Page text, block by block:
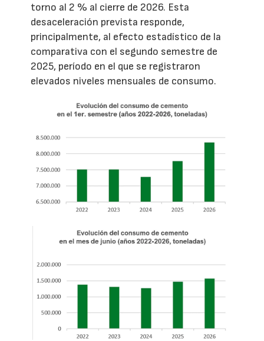
torno al 2 % al cierre de 2026. Esta
desaceleración prevista responde,
principalmente, al efecto estadístico de la
comparativa con el segundo semestre de
2025, período en el que se registraron
elevados niveles mensuales de consumo.